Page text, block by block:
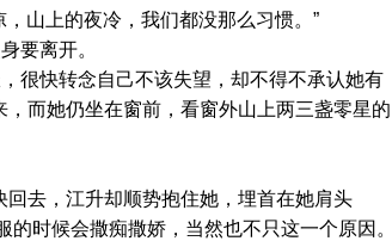
山上的夜冷，我们都没那么习惯。”
要离开。
很快转念自己不该失望，却不得不承认她有
而她仍坐在窗前，看窗外山上两三盏零星的
去，江升却顺势抱住她，埋首在她肩头
的时候会撒痴撒娇，当然也不只这一个原因。